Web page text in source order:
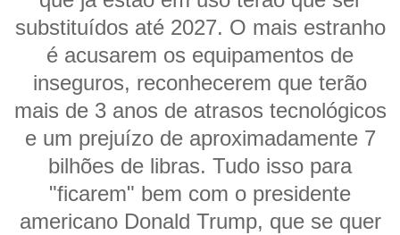
substituídos até 2027. O mais estranho
é acusarem os equipamentos de
inseguros, reconhecerem que terão
mais de 3 anos de atrasos tecnológicos
e um prejuízo de aproximadamente 7
bilhões de libras. Tudo isso para
"ficarem" bem com o presidente
americano Donald Trump, que se quer